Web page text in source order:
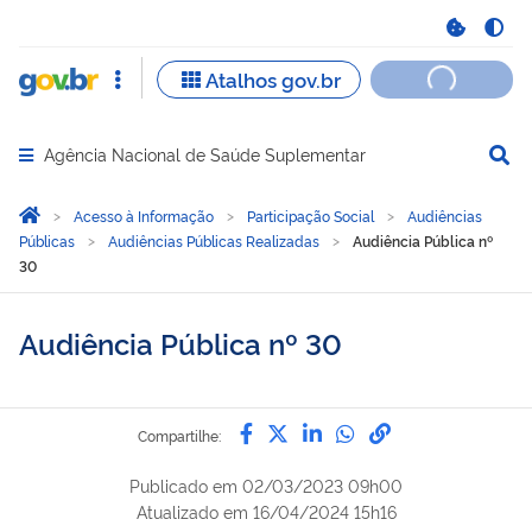
Abrir menu principal de navegação
Agência Nacional de Saúde Suplementar
Você está aqui:
Página Inicial
Acesso à Informação Participação Social
Audiências
Públicas
Audiências Públicas Realizadas
Audiência Pública nº
30
Audiência Pública nº 30
Compartilhe: Compartilhe por Facebook
Compartilhe por Twitter
Compartilhe por
Compartilhe
link para
Publicado em 02/03/2023 09h00
Atualizado em 16/04/2024 15h16